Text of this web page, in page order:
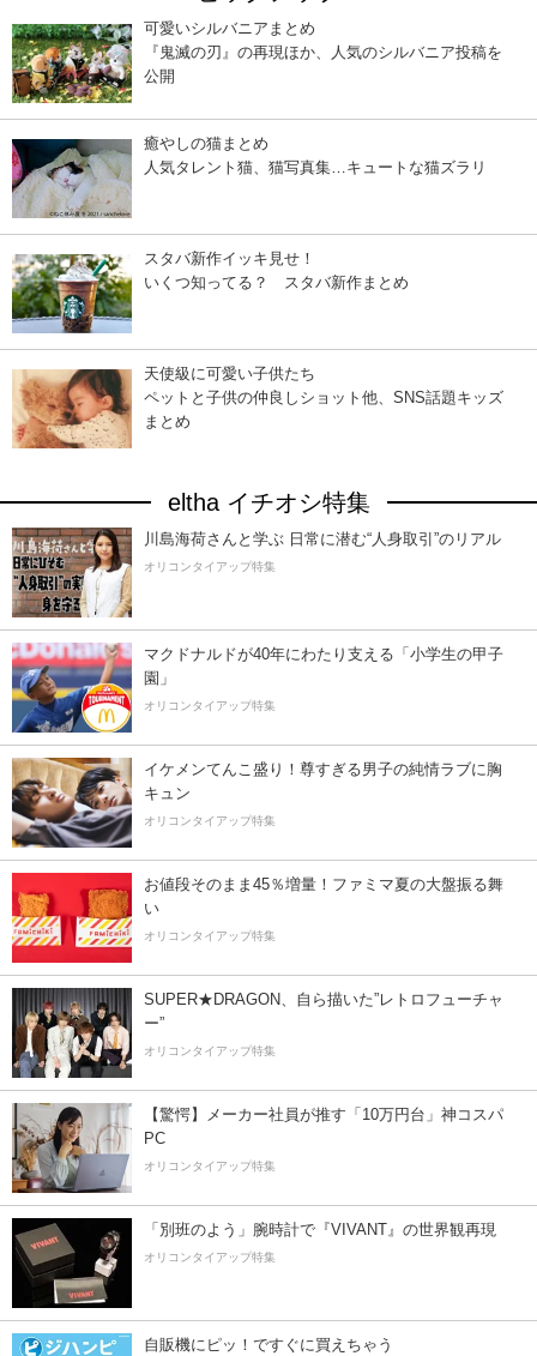
可愛いシルバニアまとめ
『鬼滅の刃』の再現ほか、人気のシルバニア投稿を
公開
癒やしの猫まとめ
人気タレント猫、猫写真集…キュートな猫ズラリ
スタバ新作イッキ見せ！
いくつ知ってる？ スタバ新作まとめ
天使級に可愛い子供たち
ペットと子供の仲良しショット他、SNS話題キッズ
まとめ
eltha イチオシ特集
川島海荷さんと学ぶ 日常に潜む“人身取引”のリアル
オリコンタイアップ特集
マクドナルドが40年にわたり支える「小学生の甲子
園」
オリコンタイアップ特集
イケメンてんこ盛り！尊すぎる男子の純情ラブに胸
キュン
オリコンタイアップ特集
お値段そのまま45％増量！ファミマ夏の大盤振る舞
い
オリコンタイアップ特集
SUPER★DRAGON、自ら描いた”レトロフューチャ
ー”
オリコンタイアップ特集
【驚愕】メーカー社員が推す「10万円台」神コスパ
PC
オリコンタイアップ特集
「別班のよう」腕時計で『VIVANT』の世界観再現
オリコンタイアップ特集
自販機にピッ！ですぐに買えちゃう